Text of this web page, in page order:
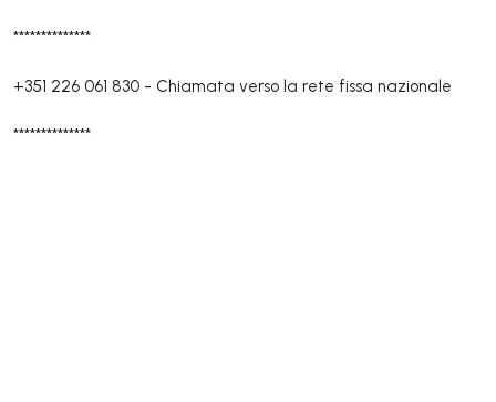
**************
+351 226 061 830 - Chiamata verso la rete fissa nazionale
**************